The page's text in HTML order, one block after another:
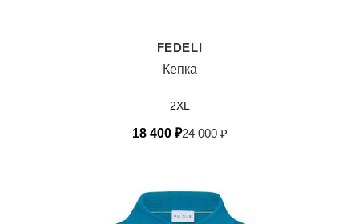
FEDELI
Кепка
2XL
18 400 ₽24 000₽